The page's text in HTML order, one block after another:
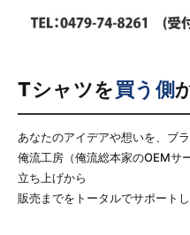
Tシャツを買う側
あなたのアイデアや想いを、ブ
俺流工房（俺流総本家のOEMサ
立ち上げから
販売までをトータルでサポートし